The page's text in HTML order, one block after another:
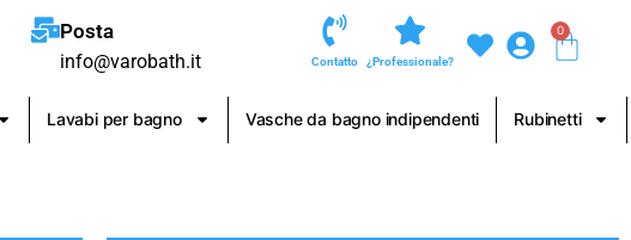
Posta
info@varobath.it Contatto ¿Professionale?
0
Lavabi per bagno Vasche da bagno indipendenti Rubinetti